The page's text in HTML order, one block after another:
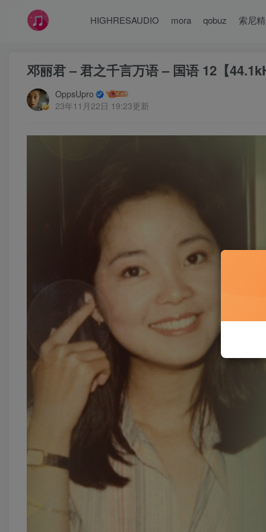
HIGHRESAUDIO mora qobuz 索尼
邓丽君 – 君之千言万语 – 国语 12【
OppsUpro
23年11月22日 19:23更新